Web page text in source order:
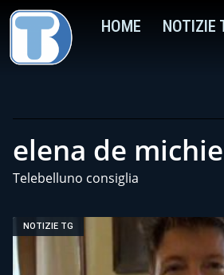
HOME NOTIZIE
elena de
Telebelluno consiglia
NOTIZIE TG